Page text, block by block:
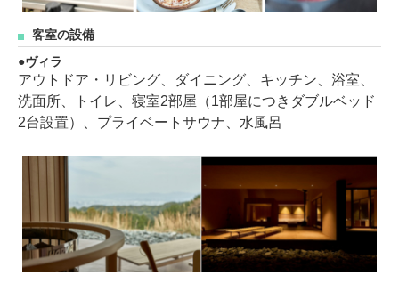
客室の設備
ヴィラ
アウトドア・リビング、ダイニング、キッチン、浴室、
洗面所、トイレ、寝室2部屋（1部屋につきダブルベッド
2台設置）、プライベートサウナ、水風呂